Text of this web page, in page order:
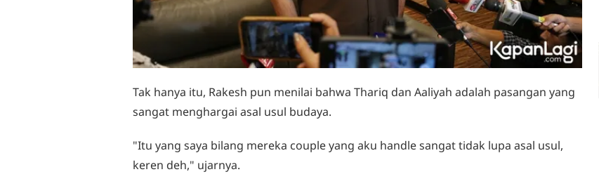
Tak hanya itu, Rakesh pun menilai bahwa Thariq dan Aaliyah adalah pasangan yang
sangat menghargai asal usul budaya.
"Itu yang saya bilang mereka couple yang aku handle sangat tidak lupa asal usul,
keren deh," ujarnya.